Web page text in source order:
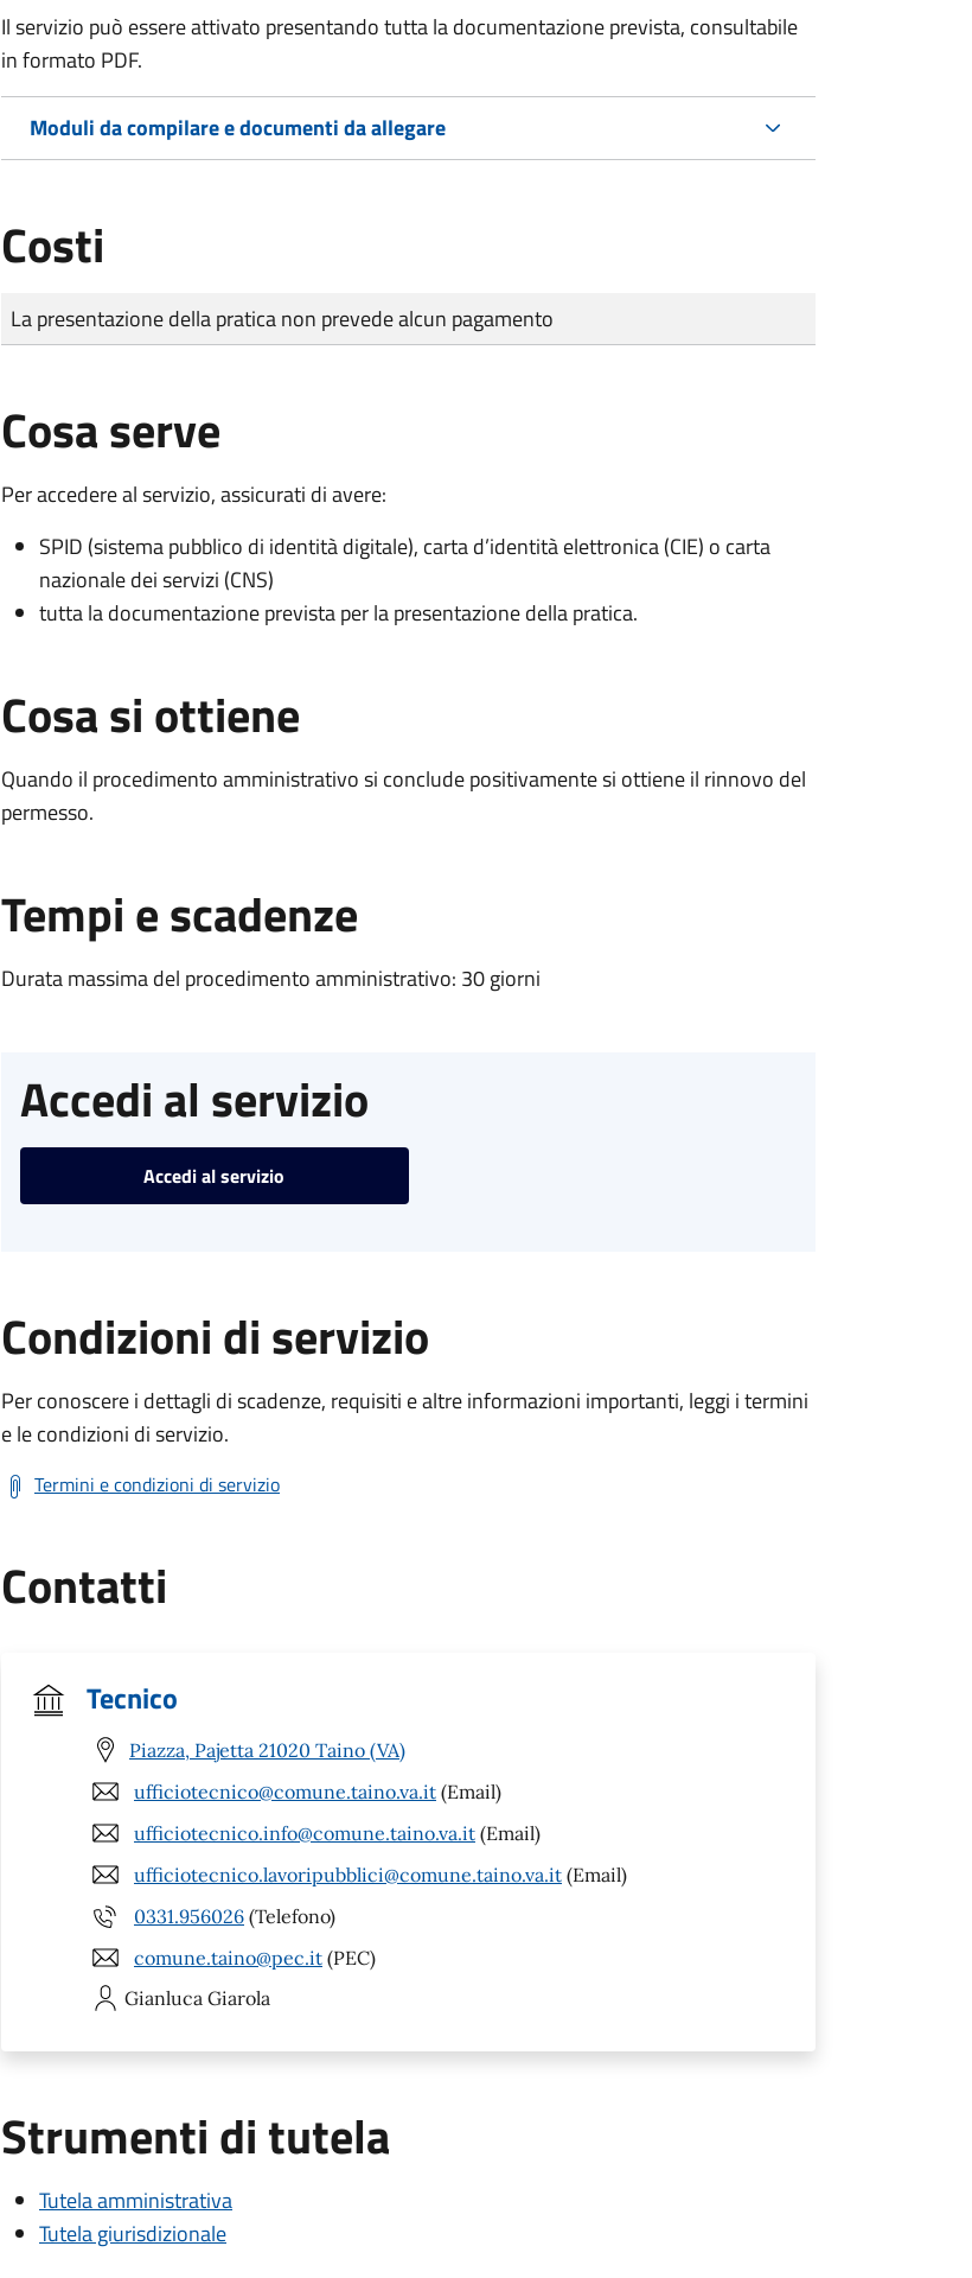
Il servizio può essere attivato presentando tutta la documentazione prevista, consultabile
in formato PDF.
Moduli da compilare e documenti da allegare
Costi
Tipo di pagamento
Importo
La presentazione della pratica non prevede alcun pagamento
Cosa serve
Per accedere al servizio, assicurati di avere:
SPID (sistema pubblico di identità digitale), carta d’identità elettronica (CIE) o carta
nazionale dei servizi (CNS)
tutta la documentazione prevista per la presentazione della pratica.
Cosa si ottiene
Quando il procedimento amministrativo si conclude positivamente si ottiene il rinnovo del
permesso.
Tempi e scadenze
Durata massima del procedimento amministrativo: 30 giorni
Accedi al servizio
Accedi al servizio
Condizioni di servizio
Per conoscere i dettagli di scadenze, requisiti e altre informazioni importanti, leggi i termini
e le condizioni di servizio.
Termini e condizioni di servizio
Contatti
Tecnico
Piazza, Pajetta 21020 Taino (VA)
ufficiotecnico@comune.taino.va.it (Email)
ufficiotecnico.info@comune.taino.va.it (Email)
ufficiotecnico.lavoripubblici@comune.taino.va.it (Email)
0331.956026 (Telefono)
comune.taino@pec.it (PEC)
Gianluca Giarola
Strumenti di tutela
Tutela amministrativa
Tutela giurisdizionale